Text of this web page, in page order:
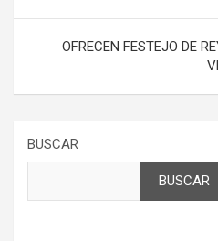
entradas
OFRECEN FESTEJO DE
BUSCAR
BUSCAR